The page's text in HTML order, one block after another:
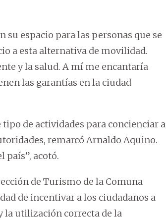
su espacio para las personas que se
a esta alternativa de movilidad.
y la salud. A mí me encantaría
las garantías en la ciudad
de actividades para concienciar a
remarcó Arnaldo Aquino.
país”, acotó.
de Turismo de la Comuna
de incentivar a los ciudadanos a
la utilización correcta de la